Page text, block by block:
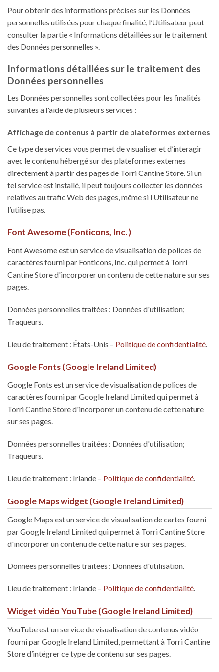
Pour obtenir des informations précises sur les Données
personnelles utilisées pour chaque finalité, l’Utilisateur peut
consulter la partie « Informations détaillées sur le traitement
des Données personnelles ».
Informations détaillées sur le traitement des
Données personnelles
Les Données personnelles sont collectées pour les finalités
suivantes à l'aide de plusieurs services :
Affichage de contenus à partir de plateformes externes
Ce type de services vous permet de visualiser et d’interagir
avec le contenu hébergé sur des plateformes externes
directement à partir des pages de Torri Cantine Store. Si un
tel service est installé, il peut toujours collecter les données
relatives au trafic Web des pages, même si l’Utilisateur ne
l’utilise pas.
Font Awesome (Fonticons, Inc. )
Font Awesome est un service de visualisation de polices de
caractères fourni par Fonticons, Inc. qui permet à Torri
Cantine Store d'incorporer un contenu de cette nature sur ses
pages.
Données personnelles traitées : Données d'utilisation;
Traqueurs.
Lieu de traitement : États-Unis – Politique de confidentialité.
Google Fonts (Google Ireland Limited)
Google Fonts est un service de visualisation de polices de
caractères fourni par Google Ireland Limited qui permet à
Torri Cantine Store d'incorporer un contenu de cette nature
sur ses pages.
Données personnelles traitées : Données d'utilisation;
Traqueurs.
Lieu de traitement : Irlande – Politique de confidentialité.
Google Maps widget (Google Ireland Limited)
Google Maps est un service de visualisation de cartes fourni
par Google Ireland Limited qui permet à Torri Cantine Store
d'incorporer un contenu de cette nature sur ses pages.
Données personnelles traitées : Données d'utilisation.
Lieu de traitement : Irlande – Politique de confidentialité.
Widget vidéo YouTube (Google Ireland Limited)
YouTube est un service de visualisation de contenus vidéo
fourni par Google Ireland Limited, permettant à Torri Cantine
Store d’intégrer ce type de contenu sur ses pages.